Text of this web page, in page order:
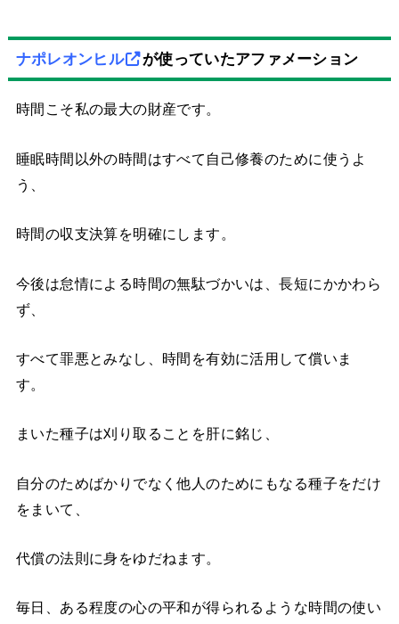
ナポレオンヒル が使っていたアファメーション
時間こそ私の最大の財産です。
睡眠時間以外の時間はすべて自己修養のために使うよ
う、
時間の収支決算を明確にします。
今後は怠情による時間の無駄づかいは、長短にかかわら
ず、
すべて罪悪とみなし、時間を有効に活用して償いま
す。
まいた種子は刈り取ることを肝に銘じ、
自分のためばかりでなく他人のためにもなる種子をだけ
をまいて、
代償の法則に身をゆだねます。
毎日、ある程度の心の平和が得られるような時間の使い